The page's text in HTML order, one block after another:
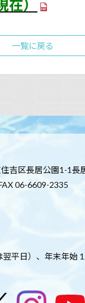
在）
一覧に戻る
吉区長居公園1-1長
06-6609-2335
平日）、年末年始